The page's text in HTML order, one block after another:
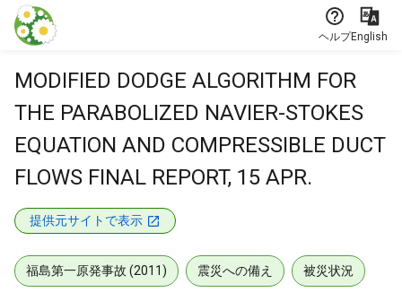
本文に飛ぶ
ヘルプEnglish
MODIFIED DODGE ALGORITHM FOR
THE PARABOLIZED NAVIER-STOKES
EQUATION AND COMPRESSIBLE DUCT
FLOWS FINAL REPORT, 15 APR.
提供元サイトで表示
福島第一原発事故 (2011) 震災への備え 被災状況